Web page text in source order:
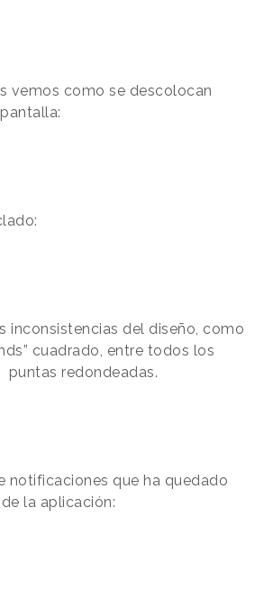
vemos como se descolocan
inconsistencias del diseño, como
cuadrado, entre todos los
puntas redondeadas.
notificaciones que ha quedado
la aplicación: